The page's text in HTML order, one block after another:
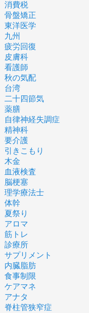
消費税
骨盤矯正
東洋医学
九州
疲労回復
皮膚科
看護師
秋の気配
台湾
二十四節気
薬膳
自律神経失調症
精神科
要介護
引きこもり
木金
血液検査
脳梗塞
理学療法士
体幹
夏祭り
アロマ
筋トレ
診療所
サプリメント
内臓脂肪
食事制限
ケアマネ
アナタ
脊柱管狭窄症